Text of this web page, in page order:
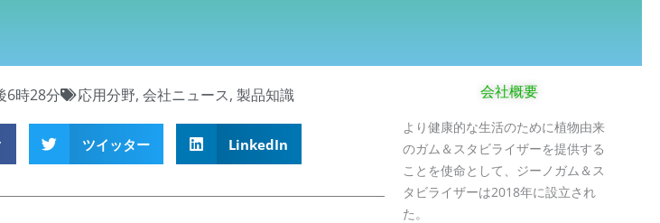
6時28分 応用分野,会社ニュース,製品知識
ツイッター LinkedIn
会社概要
より健康的な生活のために植物由来
のガム＆スタビライザーを提供する
ことを使命として、ジーノガム＆ス
タビライザーは2018年に設立され
た。